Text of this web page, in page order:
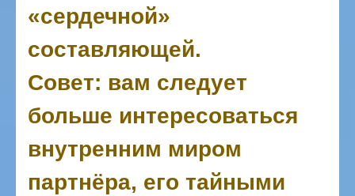
«сердечной»
составляющей.
Совет: вам следует
больше интересоваться
внутренним миром
партнёра, его тайными